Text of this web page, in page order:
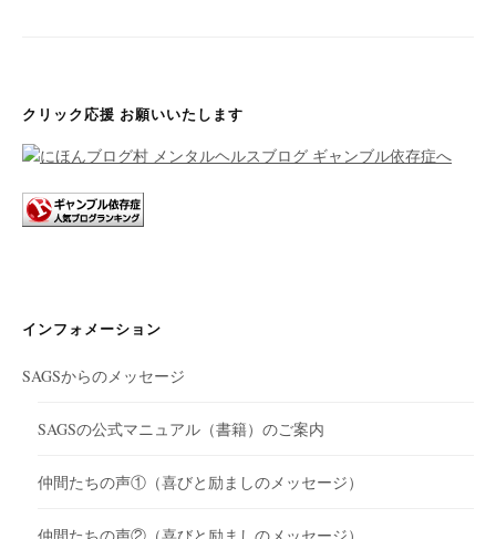
ョ
ン
クリック応援 お願いいたします
インフォメーション
SAGSからのメッセージ
SAGSの公式マニュアル（書籍）のご案内
仲間たちの声①（喜びと励ましのメッセージ）